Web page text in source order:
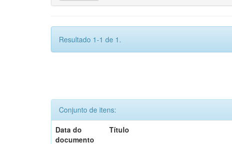
Resultado 1-1 de 1.
Conjunto de itens:
Data do
documento
Título